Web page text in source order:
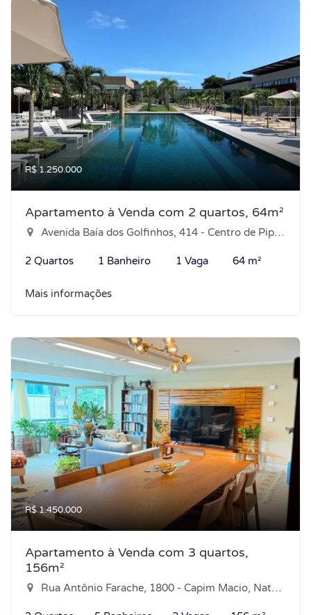
R$ 1.250.000
Apartamento à Venda com 2 quartos, 64m²
Avenida Baía dos Golfinhos, 414 - Centro de Pipa, Tibau do Sul-RN
2 Quartos 1 Banheiro 1 Vaga 64 m²
Mais informações
R$ 1.450.000
Apartamento à Venda com 3 quartos,
156m²
Rua Antônio Farache, 1800 - Capim Macio, Natal-RN